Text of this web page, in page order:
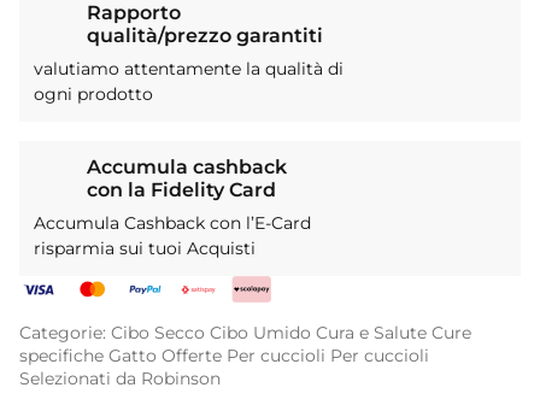
Rapporto
qualità/prezzo garantiti
valutiamo attentamente la qualità di
ogni prodotto
Accumula cashback
con la Fidelity Card
Accumula Cashback con l’E-Card
risparmia sui tuoi Acquisti
Categorie: Cibo Secco Cibo Umido Cura e Salute Cure
specifiche Gatto Offerte Per cuccioli Per cuccioli
Selezionati da Robinson